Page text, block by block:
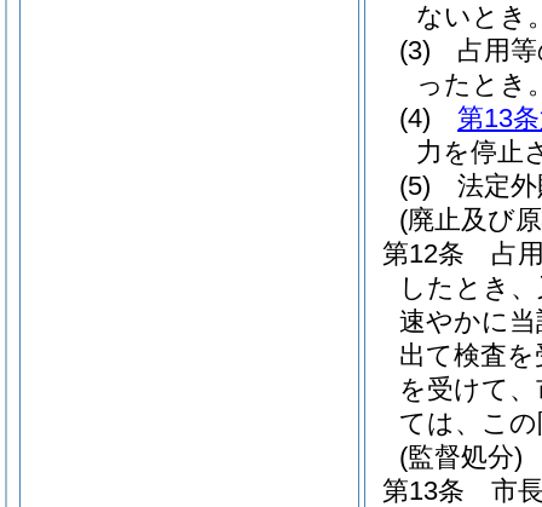
ないとき
(3)
占用
ったとき
(4)
第13
力を停止
(5)
法定
(廃止及び
第12条
占
したとき
速やかに
出て検査
を受けて
ては、こ
(監督処分)
第13条
市